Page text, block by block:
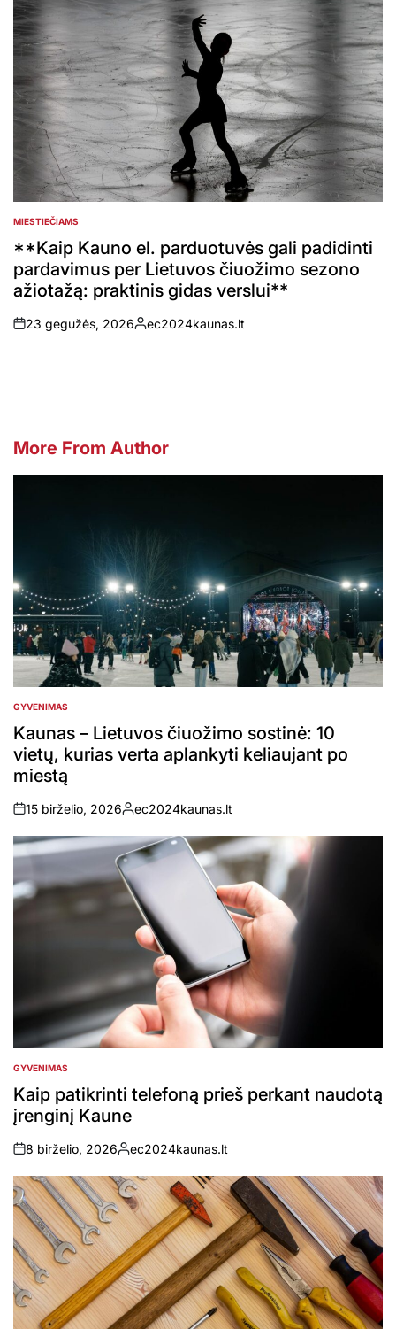
POSTED
MIESTIEČIAMS
**Kaip Kauno el. parduotuvės gali padidinti
pardavimus per Lietuvos čiuožimo sezono
ažiotažą: praktinis gidas verslui**
on
23 gegužės, 2026
Posted
ec2024kaunas.lt
More From Author
POSTED
IN
GYVENIMAS
Kaunas – Lietuvos čiuožimo sostinė: 10
vietų, kurias verta aplankyti keliaujant po
miestą
on
15 birželio, 2026
Posted
by
ec2024kaunas.lt
POSTED
IN
GYVENIMAS
Kaip patikrinti telefoną prieš perkant naudotą
įrenginį Kaune
on
8 birželio, 2026
Posted
by
ec2024kaunas.lt